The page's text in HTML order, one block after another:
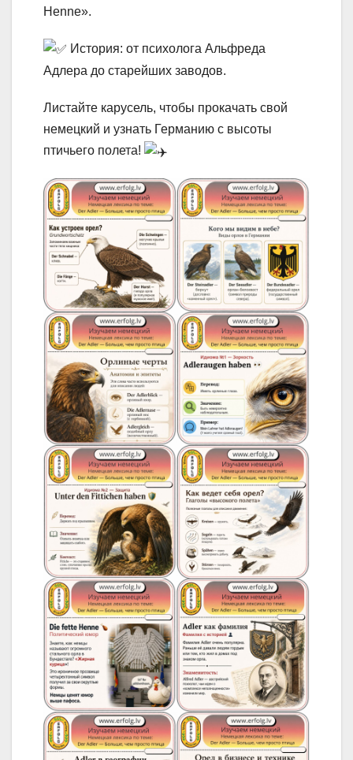
Henne».
История: от психолога Альфреда
Адлера до старейших заводов.
Листайте карусель, чтобы прокачать свой
немецкий и узнать Германию с высоты
птичьего полета!